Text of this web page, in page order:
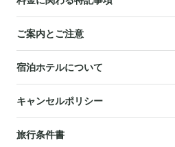
ご案内とご注意
宿泊ホテルについて
キャンセルポリシー
旅行条件書